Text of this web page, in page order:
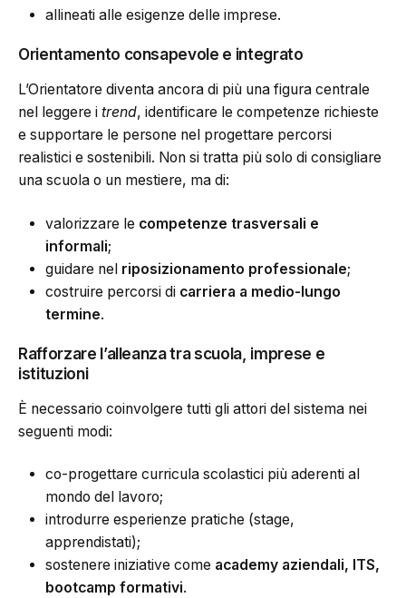
allineati alle esigenze delle imprese.
Orientamento consapevole e integrato
L’Orientatore diventa ancora di più una figura centrale
nel leggere i trend, identificare le competenze richieste
e supportare le persone nel progettare percorsi
realistici e sostenibili. Non si tratta più solo di consigliare
una scuola o un mestiere, ma di:
valorizzare le competenze trasversali e
informali;
guidare nel riposizionamento professionale;
costruire percorsi di carriera a medio-lungo
termine.
Rafforzare l’alleanza tra scuola, imprese e
istituzioni
È necessario coinvolgere tutti gli attori del sistema nei
seguenti modi:
co-progettare curricula scolastici più aderenti al
mondo del lavoro;
introdurre esperienze pratiche (stage,
apprendistati);
sostenere iniziative come academy aziendali, ITS,
bootcamp formativi.